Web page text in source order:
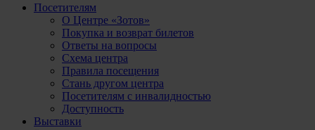
Посетителям
О Центре «Зотов»
Покупка и возврат билетов
Ответы на вопросы
Схема центра
Правила посещения
Стань другом центра
Посетителям с инвалидностью
Доступность
Выставки